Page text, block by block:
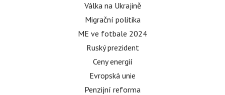
Válka na Ukrajině
Migrační politika
ME ve fotbale 2024
Ruský prezident
Ceny energií
Evropská unie
Penzijní reforma